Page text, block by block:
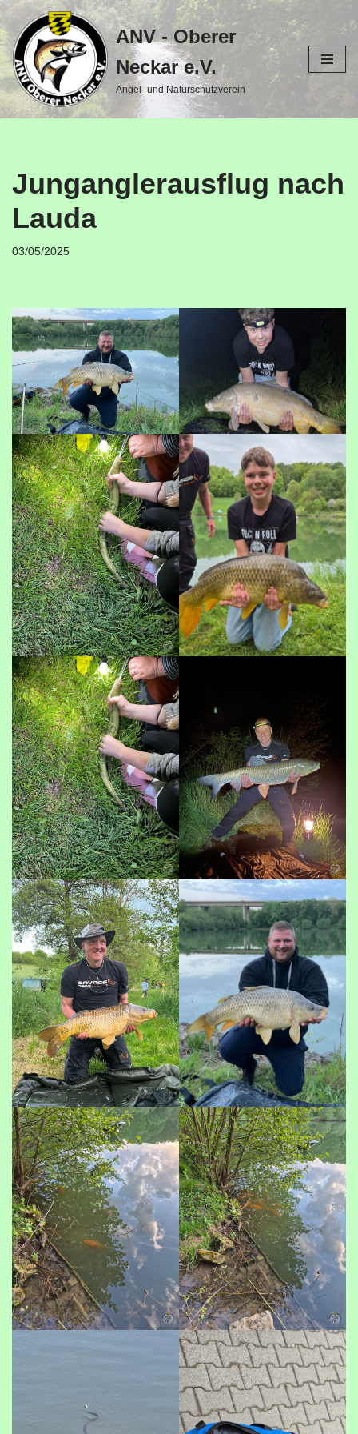
Zum
Inhalt
springen
ANV - Oberer
Neckar e.V.
Angel- und Naturschutzverein
Junganglerausflug nach
Lauda
03/05/2025